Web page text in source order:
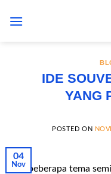
IDE
YANG
POSTED ON
04
Nov
Ada beberapa tema